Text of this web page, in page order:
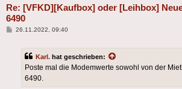
Re: [VFKD][Kaufbox] oder [Leihbox]
6490
Beitrag
26.11.2022, 09:40
Karl. hat geschrieben:
Poste mal die Modemwerte sowohl von der
6490.